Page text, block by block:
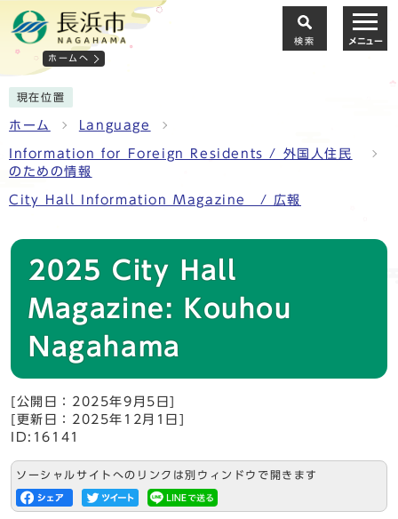
ホームへ
検索 メニュー
現在位置
ホーム Language
Information for Foreign Residents / 外国人住民
のための情報
City Hall Information Magazine / 広報
2025 City Hall
Magazine: Kouhou
Nagahama
[公開日：2025年9月5日]
[更新日：2025年12月1日]
ID:16141
ソーシャルサイトへのリンクは別ウィンドウで開きます